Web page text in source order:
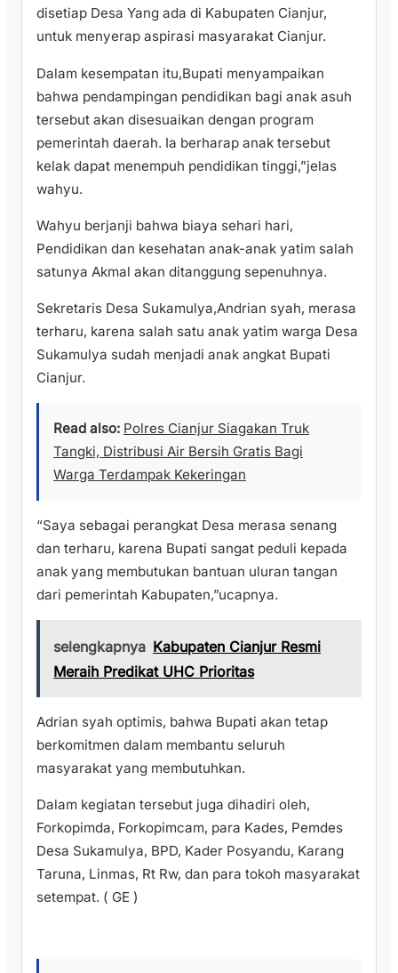
disetiap Desa Yang ada di Kabupaten Cianjur,
untuk menyerap aspirasi masyarakat Cianjur.
Dalam kesempatan itu,Bupati menyampaikan
bahwa pendampingan pendidikan bagi anak asuh
tersebut akan disesuaikan dengan program
pemerintah daerah. Ia berharap anak tersebut
kelak dapat menempuh pendidikan tinggi,”jelas
wahyu.
Wahyu berjanji bahwa biaya sehari hari,
Pendidikan dan kesehatan anak-anak yatim salah
satunya Akmal akan ditanggung sepenuhnya.
Sekretaris Desa Sukamulya,Andrian syah, merasa
terharu, karena salah satu anak yatim warga Desa
Sukamulya sudah menjadi anak angkat Bupati
Cianjur.
Read also: Polres Cianjur Siagakan Truk
Tangki, Distribusi Air Bersih Gratis Bagi
Warga Terdampak Kekeringan
“Saya sebagai perangkat Desa merasa senang
dan terharu, karena Bupati sangat peduli kepada
anak yang membutukan bantuan uluran tangan
dari pemerintah Kabupaten,”ucapnya.
selengkapnya Kabupaten Cianjur Resmi
Meraih Predikat UHC Prioritas
Adrian syah optimis, bahwa Bupati akan tetap
berkomitmen dalam membantu seluruh
masyarakat yang membutuhkan.
Dalam kegiatan tersebut juga dihadiri oleh,
Forkopimda, Forkopimcam, para Kades, Pemdes
Desa Sukamulya, BPD, Kader Posyandu, Karang
Taruna, Linmas, Rt Rw, dan para tokoh masyarakat
setempat. ( GE )